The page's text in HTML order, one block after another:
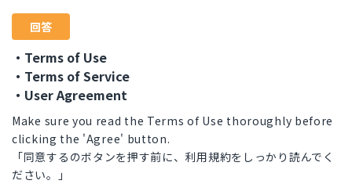
回答
・Terms of Use
・Terms of Service
・User Agreement
Make sure you read the Terms of Use thoroughly before
clicking the 'Agree' button.
「同意するのボタンを押す前に、利用規約をしっかり読んでく
ださい。」